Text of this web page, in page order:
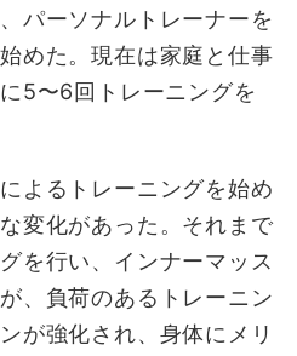
パーソナルトレーナーを
めた。現在は家庭と仕事
5〜6回トレーニングを
よるトレーニングを始め
変化があった。それまで
を行い、インナーマッス
、負荷のあるトレーニン
が強化され、身体にメリ